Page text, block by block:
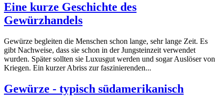
Eine kurze Geschichte des
Gewürzhandels
Gewürze begleiten die Menschen schon lange, sehr lange Zeit. Es
gibt Nachweise, dass sie schon in der Jungsteinzeit verwendet
wurden. Später sollten sie Luxusgut werden und sogar Auslöser von
Kriegen. Ein kurzer Abriss zur faszinierenden...
Gewürze - typisch südamerikanisch